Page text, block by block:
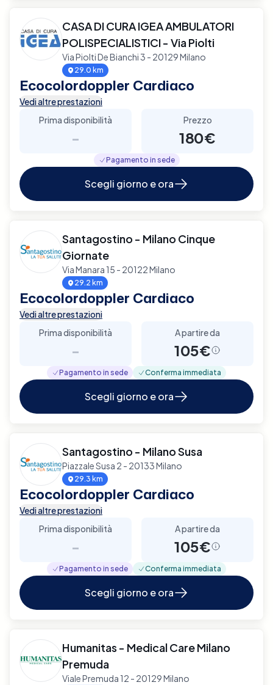
CASA DI CURA IGEA AMBULATORI
POLISPECIALISTICI - Via Piolti
Via Piolti De Bianchi 3 - 20129 Milano
29.0 km
Ecocolordoppler Cardiaco
Vedi altre prestazioni
Prima disponibilità
-
Prezzo
180€
Pagamento in sede
Scegli giorno e ora
Santagostino - Milano Cinque
Giornate
Via Manara 15 - 20122 Milano
29.2 km
Ecocolordoppler Cardiaco
Vedi altre prestazioni
Prima disponibilità
-
A partire da
105€
Pagamento in sede Conferma immediata
Scegli giorno e ora
Santagostino - Milano Susa
Piazzale Susa 2 - 20133 Milano
29.3 km
Ecocolordoppler Cardiaco
Vedi altre prestazioni
Prima disponibilità
-
A partire da
105€
Pagamento in sede Conferma immediata
Scegli giorno e ora
Humanitas - Medical Care Milano
Premuda
Viale Premuda 12 - 20129 Milano